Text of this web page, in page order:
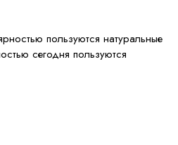
пользуются натуральные
сегодня пользуются